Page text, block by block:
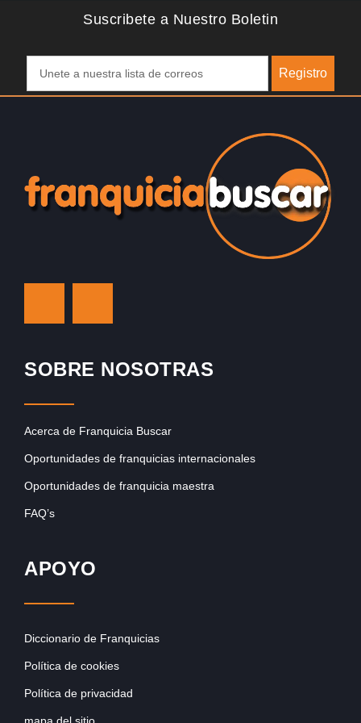
Suscribete a Nuestro Boletin
Registro
SOBRE NOSOTRAS
Acerca de Franquicia Buscar
Oportunidades de franquicias internacionales
Oportunidades de franquicia maestra
FAQ’s
APOYO
Diccionario de Franquicias
Política de cookies
Política de privacidad